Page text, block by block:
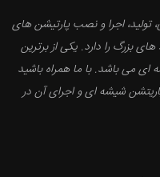
اجرا و نصب پارتیشن های
بزرگ را دارد. یکی از برترین
ای می باشد. با ما همراه باشید
شیشه ای و اجرای آن در